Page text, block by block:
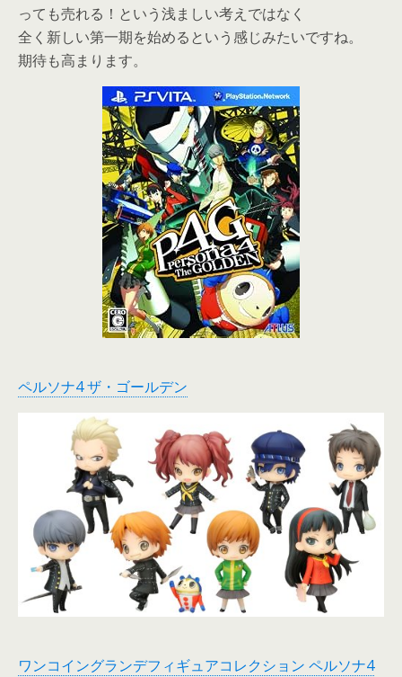
っても売れる！という浅ましい考えではなく
全く新しい第一期を始めるという感じみたいですね。
期待も高まります。
ペルソナ4 ザ・ゴールデン
ワンコイングランデフィギュアコレクション ペルソナ4